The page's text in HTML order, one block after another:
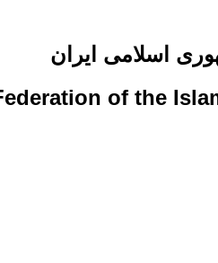
اسلامی ایران
of the